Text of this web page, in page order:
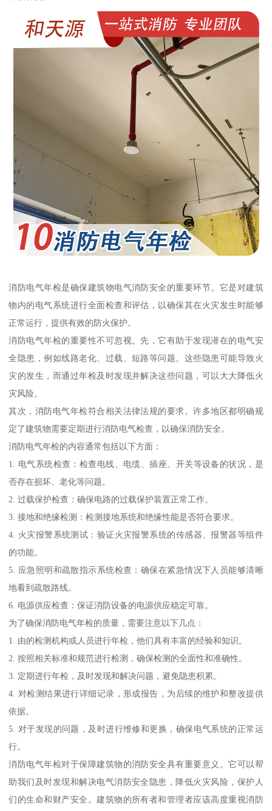
消防电气年检是确保建筑物电气消防安全的重要环节。它是对建筑
物内的电气系统进行全面检查和评估，以确保其在火灾发生时能够
正常运行，提供有效的防火保护。
消防电气年检的重要性不可忽视。先，它有助于发现潜在的电气安
全隐患，例如线路老化、过载、短路等问题。这些隐患可能导致火
灾的发生，而通过年检及时发现并解决这些问题，可以大大降低火
灾风险。
其次，消防电气年检符合相关法律法规的要求。许多地区都明确规
定了建筑物需要定期进行消防电气检查，以确保消防安全。
消防电气年检的内容通常包括以下方面：
1. 电气系统检查：检查电线、电缆、插座、开关等设备的状况，是
否存在损坏、老化等问题。
2. 过载保护检查：确保电路的过载保护装置正常工作。
3. 接地和绝缘检测：检测接地系统和绝缘性能是否符合要求。
4. 火灾报警系统测试：验证火灾报警系统的传感器、报警器等组件
的功能。
5. 应急照明和疏散指示系统检查：确保在紧急情况下人员能够清晰
地看到疏散路线。
6. 电源供应检查：保证消防设备的电源供应稳定可靠。
为了确保消防电气年检的质量，需要注意以下几点：
1. 由的检测机构或人员进行年检，他们具有丰富的经验和知识。
2. 按照相关标准和规范进行检测，确保检测的全面性和准确性。
3. 定期进行年检，及时发现和解决问题，避免隐患积累。
4. 对检测结果进行详细记录，形成报告，为后续的维护和整改提供
依据。
5. 对于发现的问题，及时进行维修和更换，确保电气系统的正常运
行。
消防电气年检对于保障建筑物的消防安全具有重要意义。它可以帮
助我们及时发现和解决电气消防安全隐患，降低火灾风险，保护人
们的生命和财产安全。建筑物的所有者和管理者应该高度重视消防